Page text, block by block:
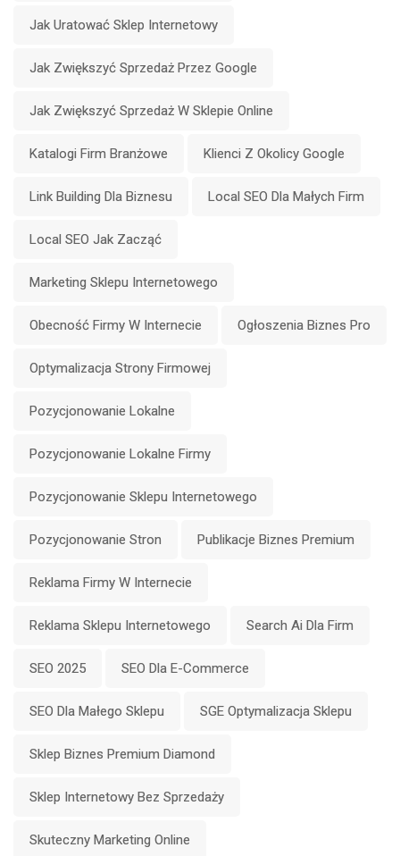
Jak Uratować Sklep Internetowy
Jak Zwiększyć Sprzedaż Przez Google
Jak Zwiększyć Sprzedaż W Sklepie Online
Katalogi Firm Branżowe Klienci Z Okolicy Google
Link Building Dla Biznesu Local SEO Dla Małych Firm
Local SEO Jak Zacząć
Marketing Sklepu Internetowego
Obecność Firmy W Internecie Ogłoszenia Biznes Pro
Optymalizacja Strony Firmowej
Pozycjonowanie Lokalne
Pozycjonowanie Lokalne Firmy
Pozycjonowanie Sklepu Internetowego
Pozycjonowanie Stron Publikacje Biznes Premium
Reklama Firmy W Internecie
Reklama Sklepu Internetowego Search Ai Dla Firm
SEO 2025 SEO Dla E-Commerce
SEO Dla Małego Sklepu SGE Optymalizacja Sklepu
Sklep Biznes Premium Diamond
Sklep Internetowy Bez Sprzedaży
Skuteczny Marketing Online